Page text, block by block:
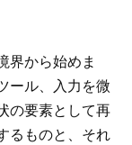
界から始めま
ール、入力を微
の要素として再
るものと、それ